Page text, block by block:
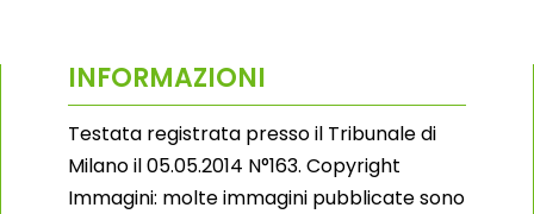
INFORMAZIONI
Testata registrata presso il Tribunale di
Milano il 05.05.2014 N°163. Copyright
Immagini: molte immagini pubblicate sono